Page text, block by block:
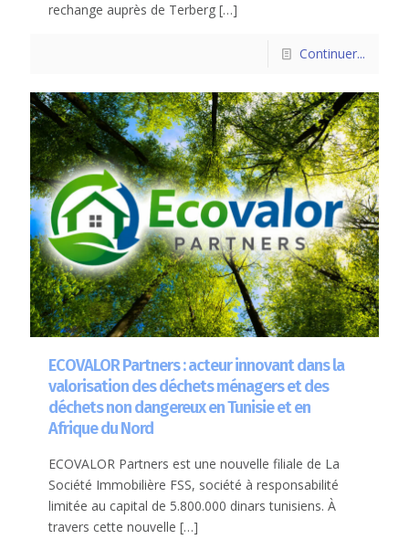
rechange auprès de Terberg […]
Continuer...
ECOVALOR Partners : acteur innovant dans la
valorisation des déchets ménagers et des
déchets non dangereux en Tunisie et en
Afrique du Nord
ECOVALOR Partners est une nouvelle filiale de La
Société Immobilière FSS, société à responsabilité
limitée au capital de 5.800.000 dinars tunisiens. À
travers cette nouvelle […]